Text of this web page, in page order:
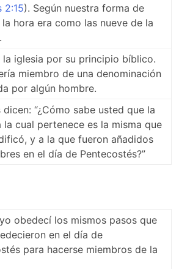
2:15). Según nuestra forma de
hora era como las nueve de la
la iglesia por su principio bíblico.
miembro de una denominación
por algún hombre.
dicen: “¿Cómo sabe usted que la
la cual pertenece es la misma que
y a la que fueron añadidos
en el día de Pentecostés?”
obedecí los mismos pasos que
en el día de
para hacerse miembros de la